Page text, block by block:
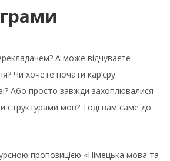
А може відчуваєте
Чи хочете почати кар’єру
Або просто завжди захоплювалися
структурами мов? Тоді вам саме до
пропозицією «Німецька мова та